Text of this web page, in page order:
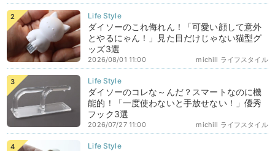
ダイソーのこれ侮れん！「可愛い顔して意外
とやるにゃん！」見た目だけじゃない猫型グ
ッズ3選
michill ライフスタイル
2026/08/01 11:00
ダイソーのコレな～んだ？スマートなのに機
能的！「一度使わないと手放せない！」優秀
フック3選
michill ライフスタイル
2026/07/27 11:00